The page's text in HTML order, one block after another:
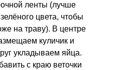
ленты (лучше
цвета, чтобы
на траву). В центре
куличик и
укладываем яйца.
с краю веточки